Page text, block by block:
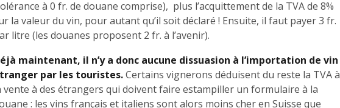
à 0 fr. de douane comprise), plus l’acquittement de la TVA de 8%
la valeur du vin, pour autant qu’il soit déclaré ! Ensuite, il faut payer 3 fr.
litre (les douanes proposent 2 fr. à l’avenir).
maintenant, il n’y a donc aucune dissuasion à l’importation de vin
par les touristes.Certains vignerons déduisent du reste la TVA à
vente à des étrangers qui doivent faire estampiller un formulaire à la
: les vins français et italiens sont alors moins cher en Suisse que